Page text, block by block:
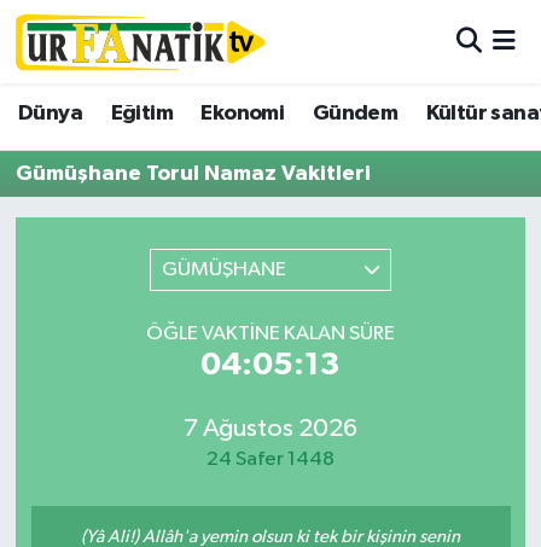
Dünya Eğitim Ekonomi Gündem Kültür
Gümüşhane Torul Namaz Vakitleri
GÜMÜŞHANE
ÖĞLE VAKTINE KALAN SÜRE
04:05:13
7 Ağustos 2026
24 Safer 1448
(Yâ Ali!) Allâh'a yemin olsun ki tek bir kişinin senin
Trafik Durumu
Süper Lig Puan Durumu ve Fikstür
Tüm Manşetler
Son Dakika Haberleri